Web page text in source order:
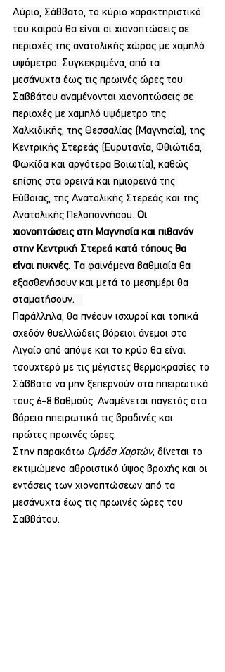
Αύριο, Σάββατο, το κύριο χαρακτηριστικό
του καιρού θα είναι οι χιονοπτώσεις σε
περιοχές της ανατολικής χώρας με χαμηλό
υψόμετρο. Συγκεκριμένα, από τα
μεσάνυχτα έως τις πρωινές ώρες του
Σαββάτου αναμένονται χιονοπτώσεις σε
περιοχές με χαμηλό υψόμετρο της
Χαλκιδικής, της Θεσσαλίας (Μαγνησία), της
Κεντρικής Στερεάς (Ευρυτανία, Φθιώτιδα,
Φωκίδα και αργότερα Βοιωτία), καθώς
επίσης στα ορεινά και ημιορεινά της
Εύβοιας, της Ανατολικής Στερεάς και της
Ανατολικής Πελοποννήσου. Οι
χιονοπτώσεις στη Μαγνησία και πιθανόν
στην Κεντρική Στερεά κατά τόπους θα
είναι πυκνές. Τα φαινόμενα βαθμιαία θα
εξασθενήσουν και μετά το μεσημέρι θα
σταματήσουν.
Παράλληλα, θα πνέουν ισχυροί και τοπικά
σχεδόν θυελλώδεις βόρειοι άνεμοι στο
Αιγαίο από απόψε και το κρύο θα είναι
τσουχτερό με τις μέγιστες θερμοκρασίες το
Σάββατο να μην ξεπερνούν στα ηπειρωτικά
τους 6-8 βαθμούς. Αναμένεται παγετός στα
βόρεια ηπειρωτικά τις βραδινές και
πρώτες πρωινές ώρες.
Στην παρακάτω Ομάδα Χαρτών, δίνεται το
εκτιμώμενο αθροιστικό ύψος βροχής και οι
εντάσεις των χιονοπτώσεων από τα
μεσάνυχτα έως τις πρωινές ώρες του
Σαββάτου.